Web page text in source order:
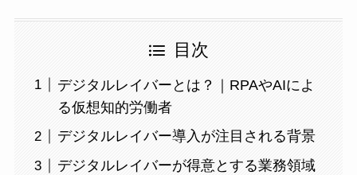
目次
デジタルレイバーとは？｜RPAやAIによ
る仮想知的労働者
デジタルレイバー導入が注目される背景
デジタルレイバーが得意とする業務領域